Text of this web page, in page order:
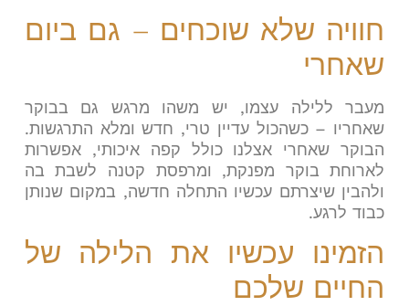
חוויה שלא שוכחים – גם ביום
שאחרי
מעבר ללילה עצמו, יש משהו מרגש גם בבוקר
שאחריו – כשהכול עדיין טרי, חדש ומלא התרגשות.
הבוקר שאחרי אצלנו כולל קפה איכותי, אפשרות
לארוחת בוקר מפנקת, ומרפסת קטנה לשבת בה
ולהבין שיצרתם עכשיו התחלה חדשה, במקום שנותן
כבוד לרגע.
הזמינו עכשיו את הלילה של
החיים שלכם